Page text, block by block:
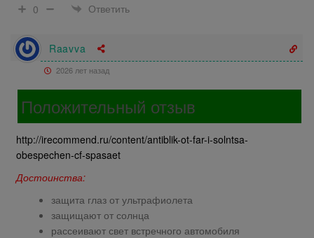
0
Ответить
Raavva
2026 лет назад
Положительный отзыв
http://irecommend.ru/content/antiblik-ot-far-i-solntsa-
obespechen-cf-spasaet
Достоинства:
защита глаз от ультрафиолета
защищают от солнца
рассеивают свет встречного автомобиля